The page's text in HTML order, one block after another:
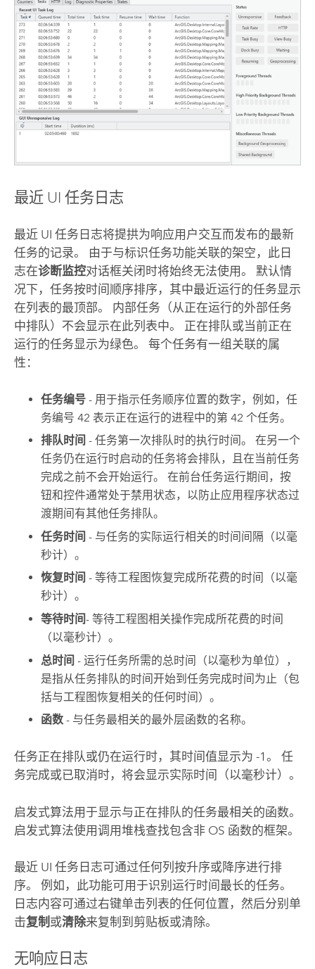
最近 UI 任务日志
最近 UI 任务日志将提拱为响应用户交互而发布的最新
任务的记录。 由于与标识任务功能关联的架空，此日
志在诊断监控对话框关闭时将始终无法使用。 默认情
况下，任务按时间顺序排序，其中最近运行的任务显示
在列表的最顶部。 内部任务（从正在运行的外部任务
中排队）不会显示在此列表中。 正在排队或当前正在
运行的任务显示为绿色。 每个任务有一组关联的属
性：
任务编号 - 用于指示任务顺序位置的数字，例如，任
务编号 42 表示正在运行的进程中的第 42 个任务。
排队时间 - 任务第一次排队时的执行时间。 在另一个
任务仍在运行时启动的任务将会排队，且在当前任务
完成之前不会开始运行。 在前台任务运行期间，按
钮和控件通常处于禁用状态，以防止应用程序状态过
渡期间有其他任务排队。
任务时间 - 与任务的实际运行相关的时间间隔（以毫
秒计）。
恢复时间 - 等待工程图恢复完成所花费的时间（以毫
秒计）。
等待时间- 等待工程图相关操作完成所花费的时间
（以毫秒计）。
总时间 - 运行任务所需的总时间（以毫秒为单位），
是指从任务排队的时间开始到任务完成时间为止（包
括与工程图恢复相关的任何时间）。
函数 - 与任务最相关的最外层函数的名称。
任务正在排队或仍在运行时，其时间值显示为 -1。 任
务完成或已取消时，将会显示实际时间（以毫秒计）。
启发式算法用于显示与正在排队的任务最相关的函数。
启发式算法使用调用堆栈查找包含非 OS 函数的框架。
最近 UI 任务日志可通过任何列按升序或降序进行排
序。 例如，此功能可用于识别运行时间最长的任务。
日志内容可通过右键单击列表的任何位置，然后分别单
击复制 或清除来复制到剪贴板或清除。
无响应日志